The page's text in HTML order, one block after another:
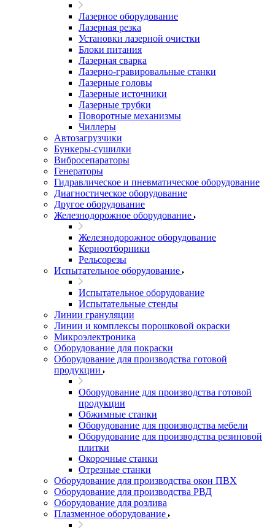
Лазерное оборудование
Лазерная резка
Установки лазерной очистки
Блоки питания
Лазерная сварка
Лазерно-гравировальные станки
Лазерные головы
Лазерные источники
Лазерные трубки
Поворотные механизмы
Чиллеры
Автозагрузчики
Бункеры-сушилки
Вибросепараторы
Генераторы
Гидравлическое и пневматическое оборудование
Диагностическое оборудование
Другое оборудование
Железнодорожное оборудование
Железнодорожное оборудование
Керноотборники
Рельсорезы
Испытательное оборудование
Испытательное оборудование
Испытательные стенды
Линии грануляции
Линии и комплексы порошковой окраски
Микроэлектроника
Оборудование для покраски
Оборудование для производства готовой
продукции
Оборудование для производства готовой
продукции
Обжимные станки
Оборудование для производства мебели
Оборудование для производства резиновой
плитки
Окорочные станки
Отрезные станки
Оборудование для производства окон ПВХ
Оборудование для производства РВД
Оборудование для розлива
Плазменное оборудование